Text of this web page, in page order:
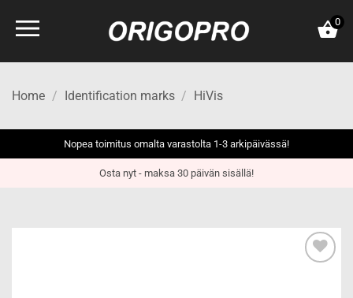
0
Home / Identification marks / HiVis
Nopea toimitus omalta varastolta 1-3 arkipäivässä!
Osta nyt - maksa 30 päivän sisällä!